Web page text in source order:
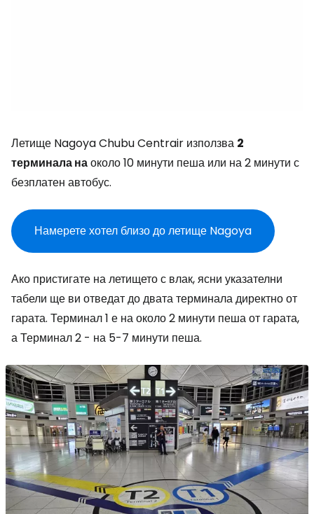
Летище Nagoya Chubu Centrair използва 2
терминала наоколо 10 минути пеша или на 2 минути с
безплатен автобус.
Намерете хотел близо до летище Nagoya
Ако пристигате на летището с влак, ясни указателни
табели ще ви отведат до двата терминала директно от
гарата. Терминал 1 е на около 2 минути пеша от гарата,
а Терминал 2 - на 5-7 минути пеша.